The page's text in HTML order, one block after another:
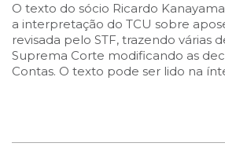
O texto do sócio Ricardo
a interpretação do TCU sobre
revisada pelo STF, trazendo várias
Suprema Corte modificando as
Contas. O texto pode ser lido na